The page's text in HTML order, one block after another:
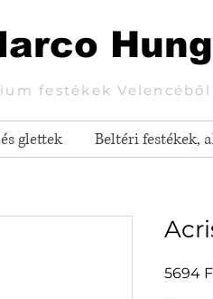
festékek Velencéből
glettek Beltéri festékek,
5694